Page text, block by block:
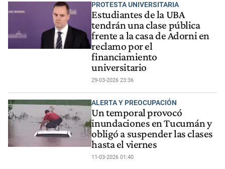
PROTESTA UNIVERSITARIA
Estudiantes de la UBA
tendrán una clase pública
frente a la casa de Adorni en
reclamo por el
financiamiento
universitario
29-03-2026 23:36
ALERTA Y PREOCUPACIÓN
Un temporal provocó
inundaciones en Tucumán y
obligó a suspender las clases
hasta el viernes
11-03-2026 01:40